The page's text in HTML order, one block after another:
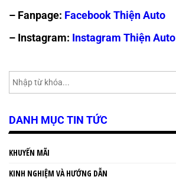
– Fanpage: Facebook Thiện Auto
– Instagram: Instagram Thiện Auto
DANH MỤC TIN TỨC
KHUYẾN MÃI
KINH NGHIỆM VÀ HƯỚNG DẪN